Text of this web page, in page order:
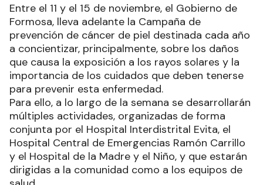
Entre el 11 y el 15 de noviembre, el Gobierno de
Formosa, lleva adelante la Campaña de
prevención de cáncer de piel destinada cada año
a concientizar, principalmente, sobre los daños
que causa la exposición a los rayos solares y la
importancia de los cuidados que deben tenerse
para prevenir esta enfermedad.
Para ello, a lo largo de la semana se desarrollarán
múltiples actividades, organizadas de forma
conjunta por el Hospital Interdistrital Evita, el
Hospital Central de Emergencias Ramón Carrillo
y el Hospital de la Madre y el Niño, y que estarán
dirigidas a la comunidad como a los equipos de